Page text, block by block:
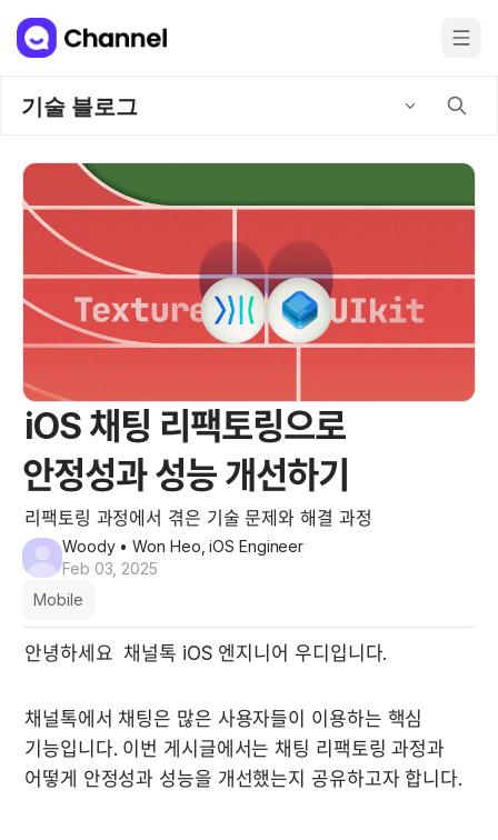
기술 블로그
iOS 채팅 리팩토링으로
안정성과 성능 개선하기
리팩토링 과정에서 겪은 기술 문제와 해결 과정
Woody• Won Heo, iOS Engineer
Feb 03, 2025
Mobile
안녕하세요 채널톡 iOS 엔지니어 우디입니다.
채널톡에서 채팅은 많은 사용자들이 이용하는 핵심
기능입니다. 이번 게시글에서는 채팅 리팩토링 과정과
어떻게 안정성과 성능을 개선했는지 공유하고자 합니다.